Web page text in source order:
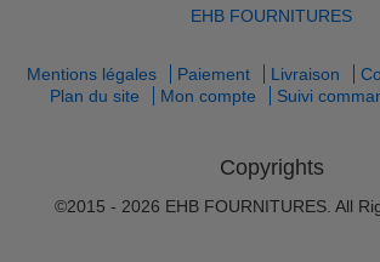
EHB FOURNITURES
Mentions légales Paiement Livraison
Plan du site
Mon compte Suivi
Copyrights
©2015 - 2026 EHB FOURNITURES. All